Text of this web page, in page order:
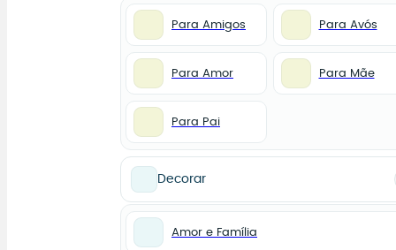
Para Amigos Para Avós
Para Amor Para Mãe
Para Pai
Decorar
Amor e Família